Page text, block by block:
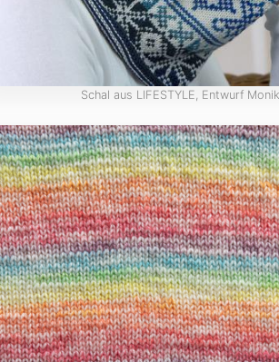
Schal aus LIFESTYLE, Entwurf